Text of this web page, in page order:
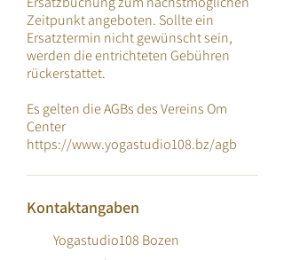
Zeitpunkt angeboten. Sollte ein
Ersatztermin nicht gewünscht sein,
werden die entrichteten Gebühren
rückerstattet.
Es gelten die AGBs des Vereins Om
Center
Kontaktangaben
Yogastudio108 Bozen